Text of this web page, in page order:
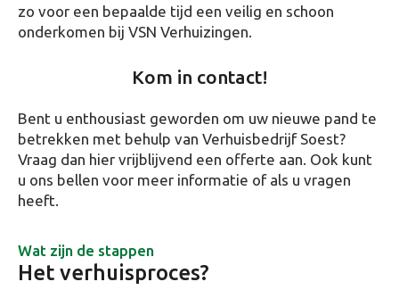
zo voor een bepaalde tijd een veilig en schoon
onderkomen bij VSN Verhuizingen.
Kom in contact!
Bent u enthousiast geworden om uw nieuwe pand te
betrekken met behulp van Verhuisbedrijf Soest?
Vraag dan hier vrijblijvend een offerte aan. Ook kunt
u ons bellen voor meer informatie of als u vragen
heeft.
Wat zijn de stappen
Het verhuisproces?